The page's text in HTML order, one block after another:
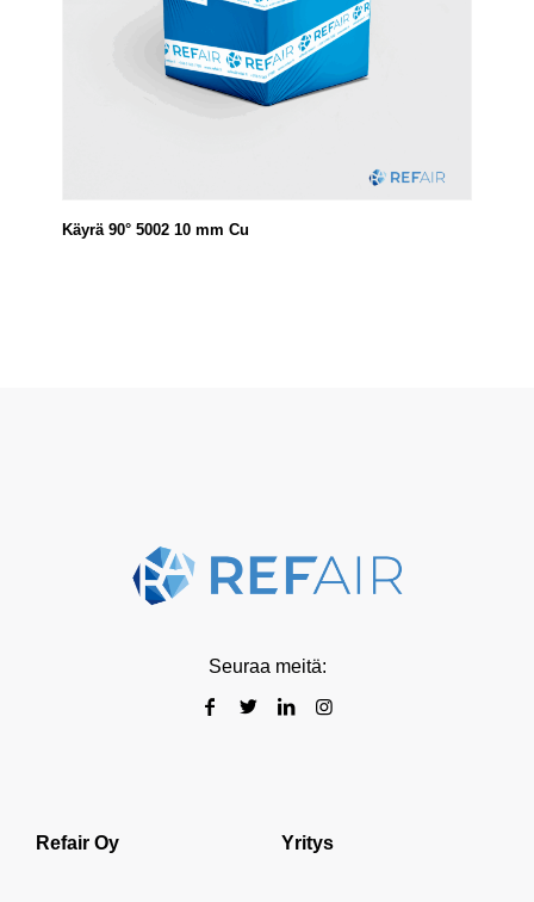
Käyrä 90° 5002 10 mm Cu
Seuraa meitä:
Refair Oy Yritys